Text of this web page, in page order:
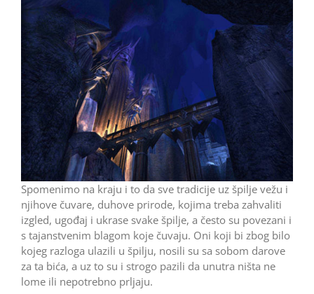
Spomenimo na kraju i to da sve tradicije uz špilje vežu i
njihove čuvare, duhove prirode, kojima treba zahvaliti
izgled, ugođaj i ukrase svake špilje, a često su povezani i
s tajanstvenim blagom koje čuvaju. Oni koji bi zbog bilo
kojeg razloga ulazili u špilju, nosili su sa sobom darove
za ta bića, a uz to su i strogo pazili da unutra ništa ne
lome ili nepotrebno prljaju.